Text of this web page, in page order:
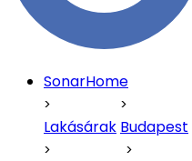
SonarHome
Lakásárak Budapest